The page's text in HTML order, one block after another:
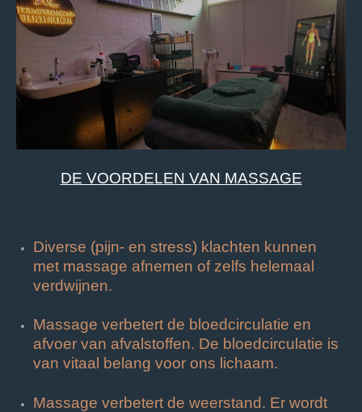
DE VOORDELEN VAN MASSAGE
Diverse (pijn- en stress) klachten kunnen
met massage afnemen of zelfs helemaal
verdwijnen.
Massage verbetert de bloedcirculatie en
afvoer van afvalstoffen. De bloedcirculatie is
van vitaal belang voor ons lichaam.
Massage verbetert de weerstand. Er wordt